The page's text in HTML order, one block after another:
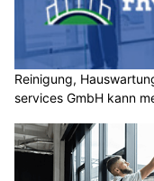
Reinigung,
services GmbH kann